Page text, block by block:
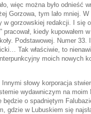
więc można było odnieść
Gorzowa, tym lało mniej.
w gorzowskiej redakcji. I się
” pracował, kiedy kupowałem
Podstawowej. Numer
Tak właściwie, to
moich nowych
Innymi słowy korporacja
wydawniczym na moim
będzie o spadniętym
gdzie w Lubuskiem się